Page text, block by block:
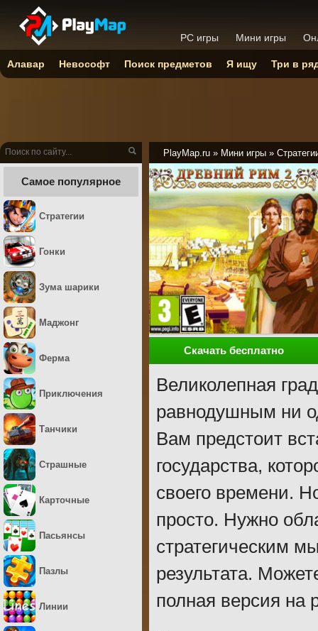
PlayMap.ru » Мини игры »
Скачать бесплатно
Великолепная
равнодушным ни
Вам предстоит
государства,
своего времени.
просто. Нужно
стратегическим
результата.
полная версия на
Самое популярное
Стратегии
Гонки
Зума шарики
Маджонг
Ферма
Приключения
Танчики
Страшные
Карточные
Пасьянсы
Пазлы
Линии
PC игры Мини игры
Алавар Невософт Поиск предметов Я ищу Три в